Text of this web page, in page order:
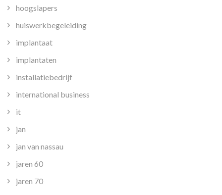
hoogslapers
huiswerkbegeleiding
implantaat
implantaten
installatiebedrijf
international business
it
jan
jan van nassau
jaren 60
jaren 70